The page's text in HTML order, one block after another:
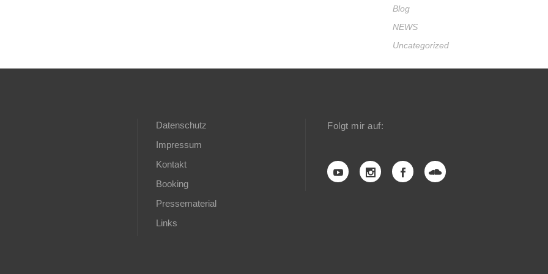
Blog
NEWS
Uncategorized
Datenschutz
Impressum
Kontakt
Booking
Pressematerial
Links
Folgt mir auf: